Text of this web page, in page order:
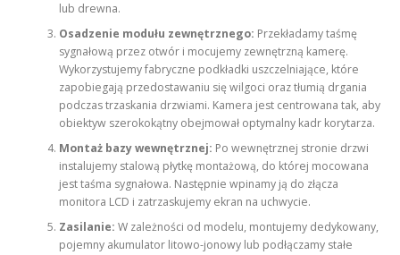
lub drewna.
Osadzenie modułu zewnętrznego: Przekładamy taśmę
sygnałową przez otwór i mocujemy zewnętrzną kamerę.
Wykorzystujemy fabryczne podkładki uszczelniające, które
zapobiegają przedostawaniu się wilgoci oraz tłumią drgania
podczas trzaskania drzwiami. Kamera jest centrowana tak, aby
obiektyw szerokokątny obejmował optymalny kadr korytarza.
Montaż bazy wewnętrznej: Po wewnętrznej stronie drzwi
instalujemy stalową płytkę montażową, do której mocowana
jest taśma sygnałowa. Następnie wpinamy ją do złącza
monitora LCD i zatrzaskujemy ekran na uchwycie.
Zasilanie: W zależności od modelu, montujemy dedykowany,
pojemny akumulator litowo-jonowy lub podłączamy stałe